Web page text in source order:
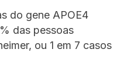
do gene APOE4
das pessoas
ou 1 em 7 casos